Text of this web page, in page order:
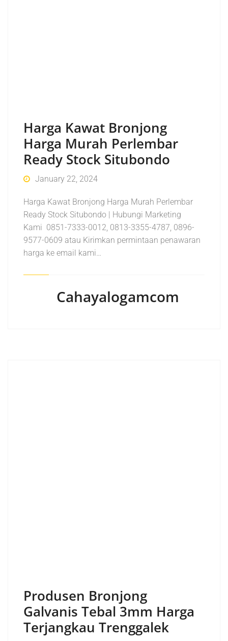
Harga Kawat Bronjong
Harga Murah Perlembar
Ready Stock Situbondo
January 22, 2024
Harga Kawat Bronjong Harga Murah Perlembar
Ready Stock Situbondo | Hubungi Marketing
Kami 0851-7333-0012, 0813-3355-4787, 0896-
9577-0609 atau Kirimkan permintaan penawaran
harga ke email kami…
Cahayalogamcom
Produsen Bronjong
Galvanis Tebal 3mm Harga
Terjangkau Trenggalek